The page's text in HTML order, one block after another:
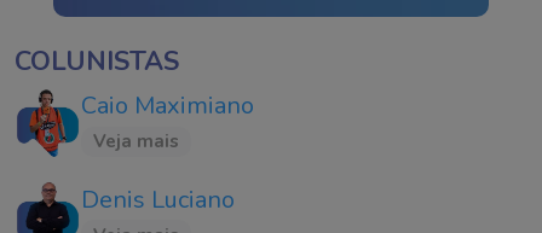
COLUNISTAS
Caio Maximiano
Veja mais
Denis Luciano